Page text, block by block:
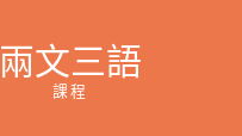
兩文三語
課程